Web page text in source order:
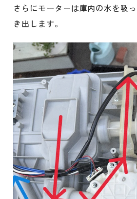
さらにモーターは庫内の水を吸
き出します。